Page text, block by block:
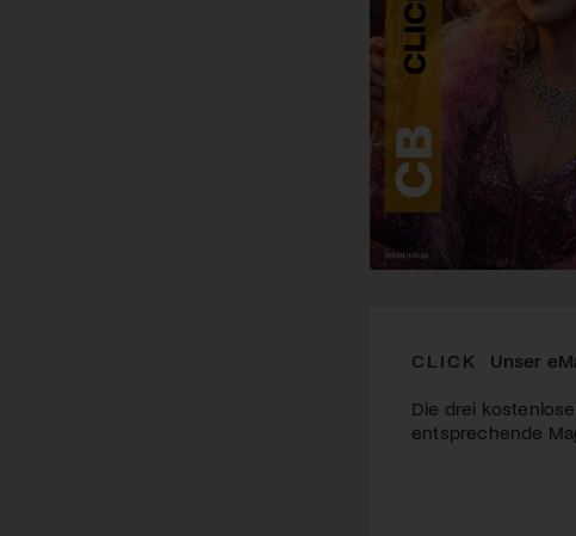
CLICK Unser
Die drei
entsprechende